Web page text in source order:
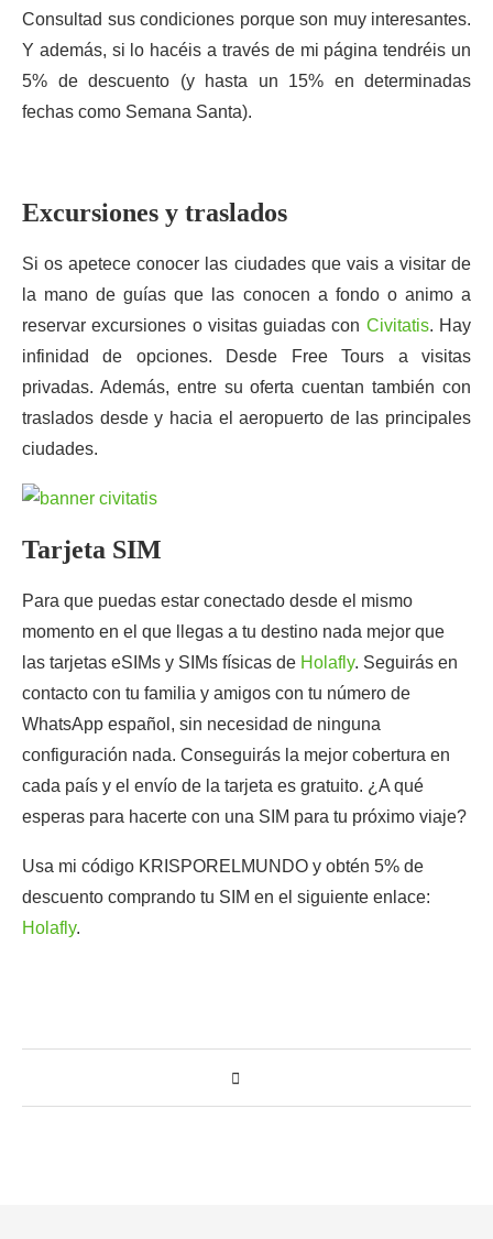
Consultad sus condiciones porque son muy interesantes.
Y además, si lo hacéis a través de mi página tendréis un
5% de descuento (y hasta un 15% en determinadas
fechas como Semana Santa).
Excursiones y traslados
Si os apetece conocer las ciudades que vais a visitar de
la mano de guías que las conocen a fondo o animo a
reservar excursiones o visitas guiadas con Civitatis. Hay
infinidad de opciones. Desde Free Tours a visitas
privadas. Además, entre su oferta cuentan también con
traslados desde y hacia el aeropuerto de las principales
ciudades.
Tarjeta SIM
Para que puedas estar conectado desde el mismo
momento en el que llegas a tu destino nada mejor que
las tarjetas eSIMs y SIMs físicas de Holafly. Seguirás en
contacto con tu familia y amigos con tu número de
WhatsApp español, sin necesidad de ninguna
configuración nada. Conseguirás la mejor cobertura en
cada país y el envío de la tarjeta es gratuito. ¿A qué
esperas para hacerte con una SIM para tu próximo viaje?
Usa mi código KRISPORELMUNDO y obtén 5% de
descuento comprando tu SIM en el siguiente enlace:
Holafly.